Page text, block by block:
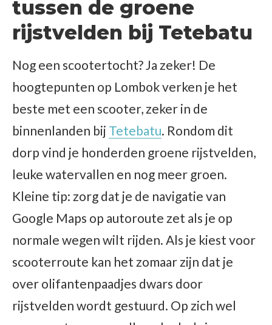
tussen de groene
rijstvelden bij Tetebatu
Nog een scootertocht? Ja zeker! De
hoogtepunten op Lombok verken je het
beste met een scooter, zeker in de
binnenlanden bij Tetebatu. Rondom dit
dorp vind je honderden groene rijstvelden,
leuke watervallen en nog meer groen.
Kleine tip: zorg dat je de navigatie van
Google Maps op autoroute zet als je op
normale wegen wilt rijden. Als je kiest voor
scooterroute kan het zomaar zijn dat je
over olifantenpaadjes dwars door
rijstvelden wordt gestuurd. Op zich wel